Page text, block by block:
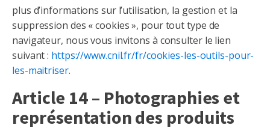
plus d’informations sur l’utilisation, la gestion et la
suppression des « cookies », pour tout type de
navigateur, nous vous invitons à consulter le lien
suivant : https://www.cnil.fr/fr/cookies-les-outils-pour-
les-maitriser.
Article 14 – Photographies et
représentation des produits